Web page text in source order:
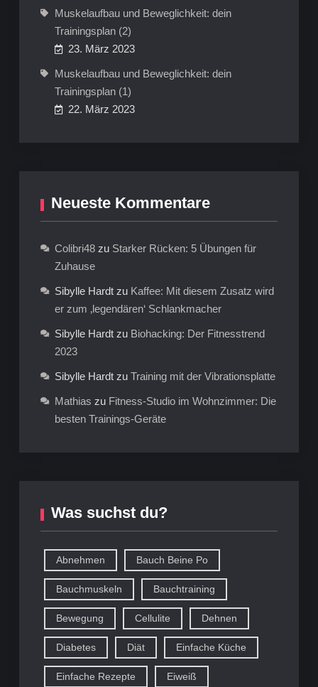
Muskelaufbau und Beweglichkeit: dein
Trainingsplan (2)
23. März 2023
Muskelaufbau und Beweglichkeit: dein
Trainingsplan (1)
22. März 2023
Neueste Kommentare
Colibri48zu Starker Rücken: 5 Übungen für
Zuhause
Sibylle Hardtzu Kaffee: Mit diesem Zusatz wird
er zum ‚legendären‘ Schlankmacher
Sibylle Hardtzu Biohacking: Der Fitnesstrend
2023
Sibylle Hardtzu Training mit der Vibrationsplatte
Mathias zu Fitness-Studio im Wohnzimmer: Die
besten Trainings-Geräte
Was suchst du?
Abnehmen Bauch Beine Po
Bauchmuskeln Bauchtraining
Bewegung Cellulite Dehnen
Diabetes Diät Einfache Küche
Einfache Rezepte Eiweiß